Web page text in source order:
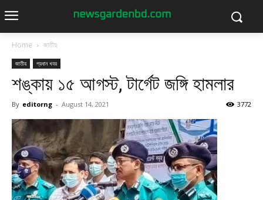
Home জাতীয়
জাতীয় প্রধান খবর
শঙ্কায় ১৫ আগস্ট, টার্গেট জঙ্গি হামলার
By editorng - August 14, 2021 3772